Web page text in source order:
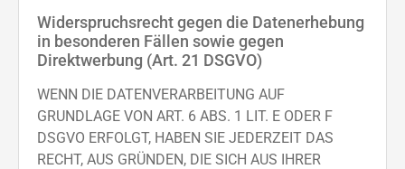
Widerspruchsrecht gegen die Datenerhebung
in besonderen Fällen sowie gegen
Direktwerbung (Art. 21 DSGVO)
WENN DIE DATENVERARBEITUNG AUF
GRUNDLAGE VON ART. 6 ABS. 1 LIT. E ODER F
DSGVO ERFOLGT, HABEN SIE JEDERZEIT DAS
RECHT, AUS GRÜNDEN, DIE SICH AUS IHRER